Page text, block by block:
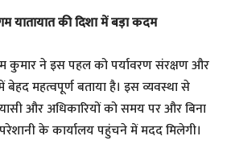
यातायात की दिशा में बड़ा कदम
कुमार ने इस पहल को पर्यावरण संरक्षण और
महत्वपूर्ण बताया है। इस व्यवस्था से
और अधिकारियों को समय पर और बिना
के कार्यालय पहुंचने में मदद मिलेगी।